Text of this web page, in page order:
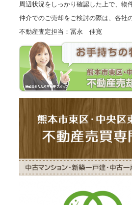
周辺状況をしっかり確認した上で、物
仲介でのご売却をご検討の際は、各社
不動産査定担当：冨永 佳寛